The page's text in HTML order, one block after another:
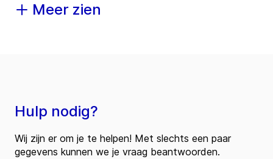
Meer zien
Hulp nodig?
Wij zijn er om je te helpen! Met slechts een paar
gegevens kunnen we je vraag beantwoorden.